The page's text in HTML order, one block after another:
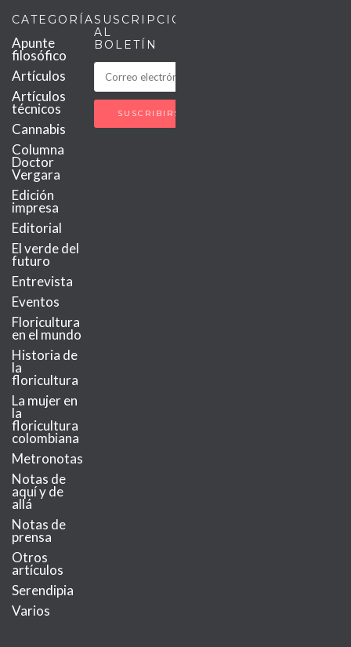
CATEGORÍAS
Apunte
filosófico
Artículos
Artículos
técnicos
Cannabis
Columna
Doctor
Vergara
Edición
impresa
Editorial
El verde del
futuro
Entrevista
Eventos
Floricultura
en el mundo
Historia de
la
floricultura
La mujer en
la
floricultura
colombiana
Metronotas
Notas de
aquí y de
allá
Notas de
prensa
Otros
artículos
Serendipia
Varios
SUSCRIPCIÓN
AL
BOLETÍN